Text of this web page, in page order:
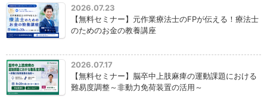
2026.07.23
【無料セミナー】元作業療法士のFPが伝える！療法士
のためのお金の教養講座
2026.07.17
【無料セミナー】脳卒中上肢麻痺の運動課題における
難易度調整～非動力免荷装置の活用～